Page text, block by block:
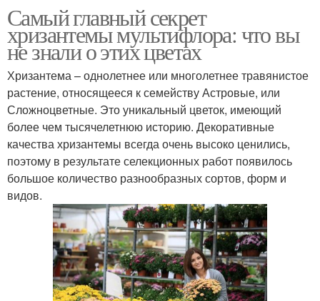
Самый главный секрет
хризантемы мультифлора: что вы
не знали о этих цветах
Хризантема – однолетнее или многолетнее травянистое
растение, относящееся к семейству Астровые, или
Сложноцветные. Это уникальный цветок, имеющий
более чем тысячелетнюю историю. Декоративные
качества хризантемы всегда очень высоко ценились,
поэтому в результате селекционных работ появилось
большое количество разнообразных сортов, форм и
видов.